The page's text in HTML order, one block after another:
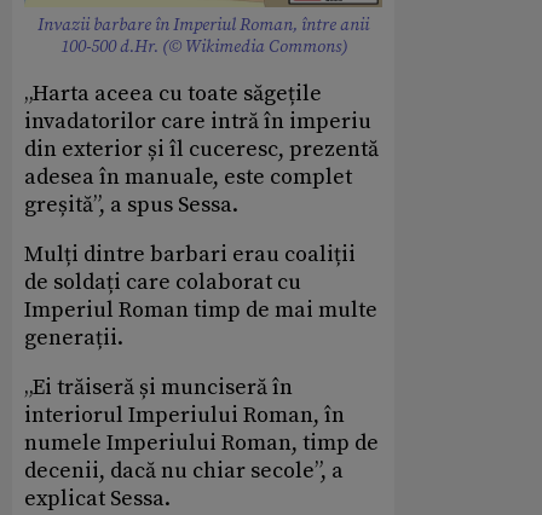
Invazii barbare în Imperiul Roman, între anii
100-500 d.Hr. (© Wikimedia Commons)
„Harta aceea cu toate săgețile
invadatorilor care intră în imperiu
din exterior și îl cuceresc, prezentă
adesea în manuale, este complet
greșită”, a spus Sessa.
Mulți dintre barbari erau coaliții
de soldați care colaborat cu
Imperiul Roman timp de mai multe
generații.
„Ei trăiseră și munciseră în
interiorul Imperiului Roman, în
numele Imperiului Roman, timp de
decenii, dacă nu chiar secole”, a
explicat Sessa.